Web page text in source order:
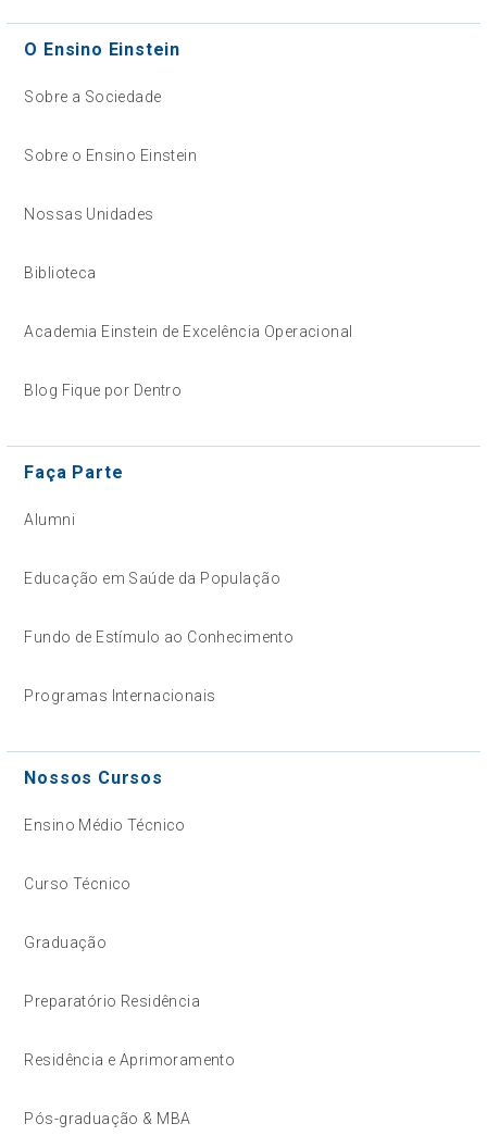
O Ensino Einstein
Sobre a Sociedade
Sobre o Ensino Einstein
Nossas Unidades
Biblioteca
Academia Einstein de Excelência Operacional
Blog Fique por Dentro
Faça Parte
Alumni
Educação em Saúde da População
Fundo de Estímulo ao Conhecimento
Programas Internacionais
Nossos Cursos
Ensino Médio Técnico
Curso Técnico
Graduação
Preparatório Residência
Residência e Aprimoramento
Pós-graduação & MBA